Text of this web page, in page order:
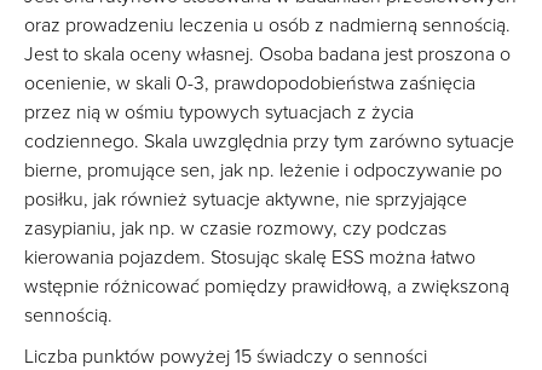
oraz prowadzeniu leczenia u osób z nadmierną sennością.
Jest to skala oceny własnej. Osoba badana jest proszona o
ocenienie, w skali 0-3, prawdopodobieństwa zaśnięcia
przez nią w ośmiu typowych sytuacjach z życia
codziennego. Skala uwzględnia przy tym zarówno sytuacje
bierne, promujące sen, jak np. leżenie i odpoczywanie po
posiłku, jak również sytuacje aktywne, nie sprzyjające
zasypianiu, jak np. w czasie rozmowy, czy podczas
kierowania pojazdem. Stosując skalę ESS można łatwo
wstępnie różnicować pomiędzy prawidłową, a zwiększoną
sennością.
Liczba punktów powyżej 15 świadczy o senności